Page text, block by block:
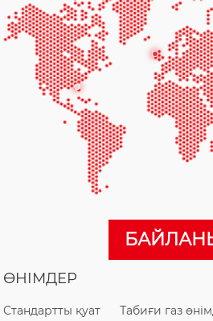
ӨНІМДЕР
Стандартты қуат
Табиғи газ